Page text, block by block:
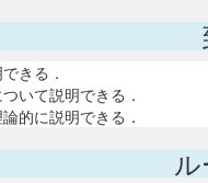
きる．
いて説明できる．
的に説明できる．